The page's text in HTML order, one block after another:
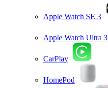
Apple Watch SE 3
Apple Watch Ultra 3
CarPlay
HomePod